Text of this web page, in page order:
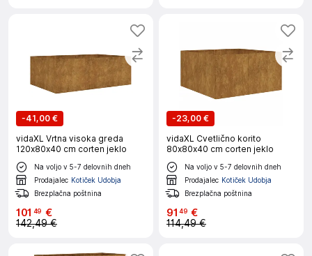
-41,00 €
vidaXL Vrtna visoka greda
120x80x40 cm corten jeklo
Na voljo v 5-7 delovnih dneh
Prodajalec Kotiček Udobja
Brezplačna poštnina
101 49 €
142,49 €
-23,00 €
vidaXL Cvetlično korito
80x80x40 cm corten jeklo
Na voljo v 5-7 delovnih dneh
Prodajalec Kotiček Udobja
Brezplačna poštnina
91 49 €
114,49 €